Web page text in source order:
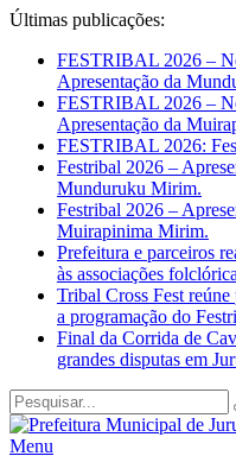
Últimas publicações:
FESTRIBAL 2026 –
Apresentação da
FESTRIBAL 2026 –
Apresentação da
FESTRIBAL 2026:
Festribal 2026 –
Munduruku Mirim.
Festribal 2026 –
Muirapinima Mirim.
Prefeitura e parceiros
às associações
Tribal Cross Fest
a programação do
Final da Corrida de
grandes disputas em
Menu